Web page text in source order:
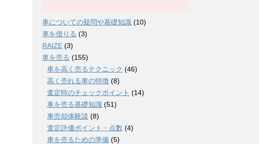
車についての疑問や基礎知識 (10)
車を借りる (3)
RAIZE (3)
車を売る (155)
車を高く売るテクニック (46)
高く売れる車の特徴 (8)
査定時のチェックポイント (14)
車を売る基礎知識 (51)
車売却体験談 (8)
査定評価ポイント・点数 (4)
車を売るための準備 (5)